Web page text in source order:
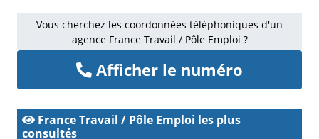
Vous cherchez les coordonnées téléphoniques d'un
agence France Travail / Pôle Emploi ?
Afficher le numéro
France Travail / Pôle Emploi les plus
consultés